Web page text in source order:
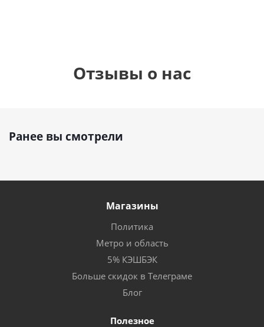
Отзывы о нас
Ранее вы смотрели
Магазины
Политика
Метро и область
5% КЭШБЭК
Больше скидок в Телеграме
Блог
Полезное